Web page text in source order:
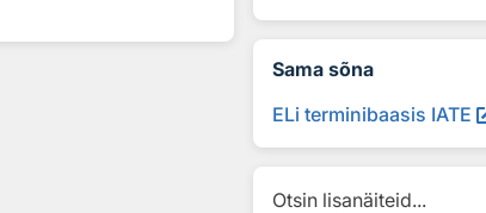
Sama sõna
ELi terminibaasis IATE
Otsin lisanäiteid...